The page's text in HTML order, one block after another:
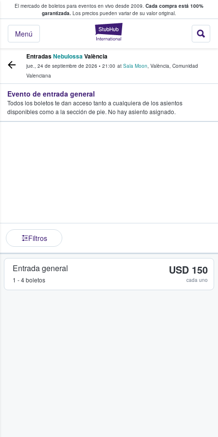
El mercado de boletos para eventos en vivo desde 2009. Cada compra está 100%
garantizada. Los precios pueden variar de su valor original.
StubHub: donde
Menú
fans compran y venden boletos
EntradasNebulossaValència
jue., 24 de septiembre de 2026 • 21:00 at Sala Moon, València, Comunidad
Valenciana
Evento de entrada general
Todos los boletos te dan acceso tanto a cualquiera de los asientos
disponibles como a la sección de pie. No hay asiento asignado.
Filtros
Entrada general
1 - 4 boletos
USD 150
cada uno